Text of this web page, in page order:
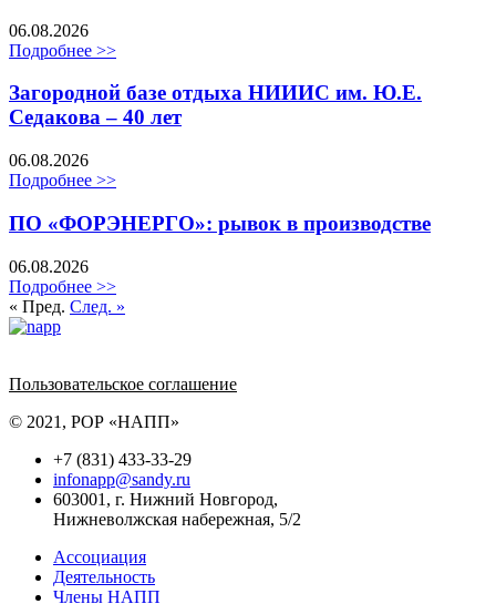
06.08.2026
Подробнее >>
Загородной базе отдыха НИИИС им. Ю.Е.
Седакова – 40 лет
06.08.2026
Подробнее >>
ПО «ФОРЭНЕРГО»: рывок в производстве
06.08.2026
Подробнее >>
« Пред. След. »
Пользовательское соглашение
© 2021, РОР «НАПП»
+7 (831) 433-33-29
infonapp@sandy.ru
603001, г. Нижний Новгород,
Нижневолжская набережная, 5/2
Ассоциация
Деятельность
Члены НАПП